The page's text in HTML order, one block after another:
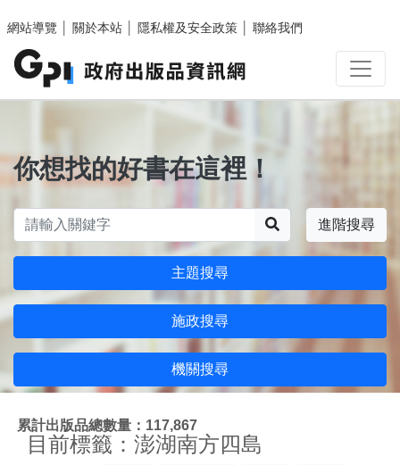
網站導覽
關於本站 隱私權及安全政策 聯絡我們
你想找的好書在這裡！
進階搜尋
主題搜尋
施政搜尋
機關搜尋
累計出版品總數量：117,867
目前標籤：澎湖南方四島